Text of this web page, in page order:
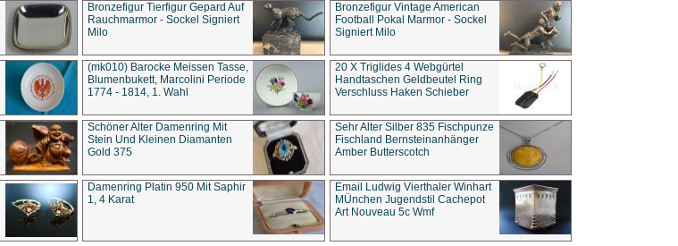
Bronzefigur Tierfigur Gepard Auf
Rauchmarmor - Sockel Signiert
Milo
Bronzefigur Vintage American
Football Pokal Marmor - Sockel
Signiert Milo
(mk010) Barocke Meissen Tasse,
Blumenbukett, Marcolini Periode
1774 - 1814, 1. Wahl
20 X Triglides 4 Webgürtel
Handtaschen Geldbeutel Ring
Verschluss Haken Schieber
Schöner Alter Damenring Mit
Stein Und Kleinen Diamanten
Gold 375
Sehr Alter Silber 835 Fischpunze
Fischland Bernsteinanhänger
Amber Butterscotch
Damenring Platin 950 Mit Saphir
1, 4 Karat
Email Ludwig Vierthaler Winhart
MÜnchen Jugendstil Cachepot
Art Nouveau 5c Wmf